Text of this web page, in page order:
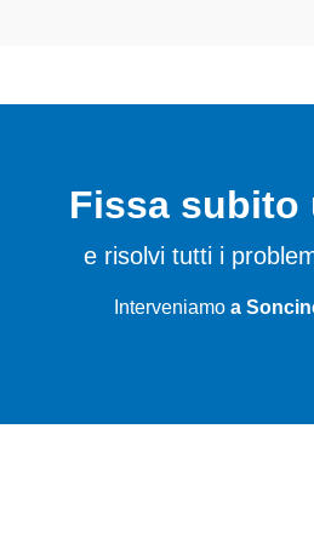
Fissa subito
e risolvi tutti i
Interveniamo a